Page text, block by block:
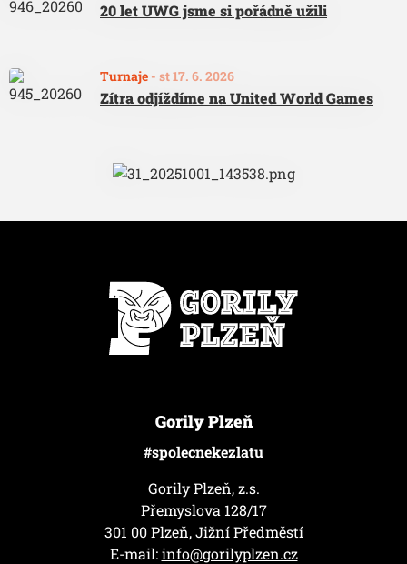
20 let UWG jsme si pořádně užili
Turnaje - st 17. 6. 2026
Zítra odjíždíme na United World Games
Gorily Plzeň
#spolecnekezlatu
Gorily Plzeň, z.s.
Přemyslova 128/17
301 00 Plzeň, Jižní Předměstí
E-mail:info@gorilyplzen.cz